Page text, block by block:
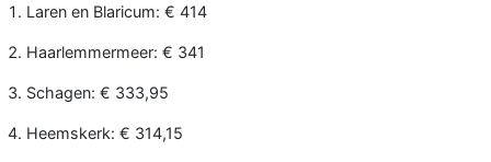
Laren en Blaricum: € 414
Haarlemmermeer: € 341
Schagen: € 333,95
Heemskerk: € 314,15